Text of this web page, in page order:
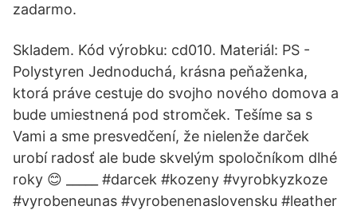
zadarmo.
Skladem. Kód výrobku: cd010. Materiál: PS -
Polystyren Jednoduchá, krásna peňaženka,
ktorá práve cestuje do svojho nového domova a
bude umiestnená pod stromček. Tešíme sa s
Vami a sme presvedčení, že nielenže darček
urobí radosť ale bude skvelým spoločníkom dlhé
roky 😊 _____ #darcek #kozeny #vyrobkyzkoze
#vyrobeneunas #vyrobenenaslovensku #leather